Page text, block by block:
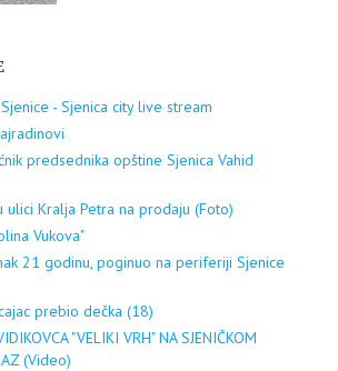
- Sjenica city live stream
predsednika opštine Sjenica Vahid
ulici Kralja Petra na prodaju (Foto)
Vukova"
21 godinu, poginuo na periferiji Sjenice
prebio dečka (18)
"VELIKI VRH" NA SJENIČKOM
(Video)